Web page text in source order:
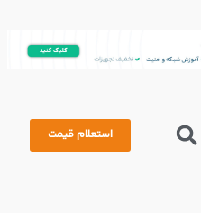
استعلام قیمت